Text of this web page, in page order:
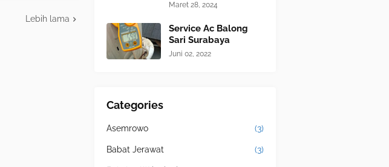
Lebih lama
Maret 28, 2024
Service Ac Balong
Sari Surabaya
Juni 02, 2022
Categories
Asemrowo (3)
Babat Jerawat (3)